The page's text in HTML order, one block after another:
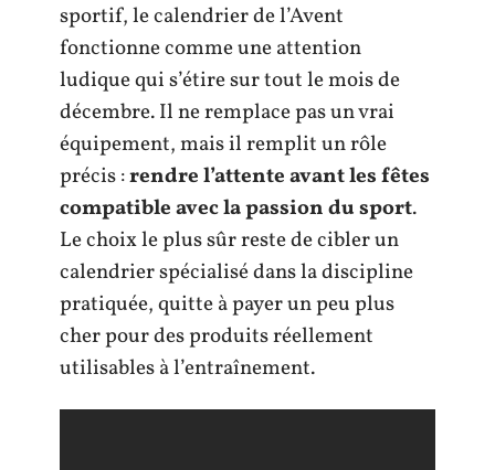
sportif, le calendrier de l’Avent
fonctionne comme une attention
ludique qui s’étire sur tout le mois de
décembre. Il ne remplace pas un vrai
équipement, mais il remplit un rôle
précis :rendre l’attente avant les fêtes
compatible avec la passion du sport.
Le choix le plus sûr reste de cibler un
calendrier spécialisé dans la discipline
pratiquée, quitte à payer un peu plus
cher pour des produits réellement
utilisables à l’entraînement.